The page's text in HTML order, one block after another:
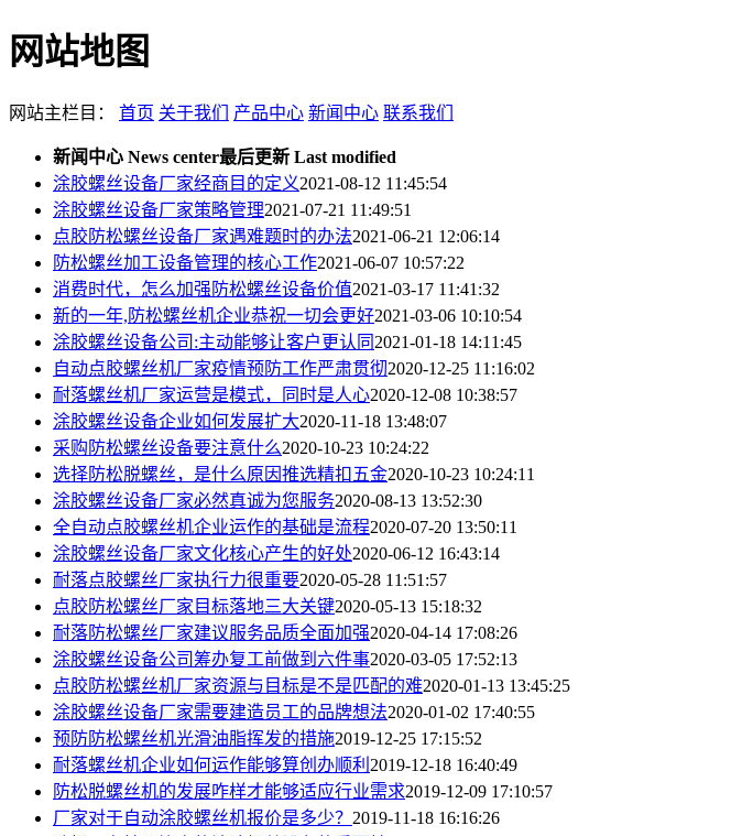
网站地图
网站主栏目： 首页 关于我们 产品中心 新闻中心 联系我们
新闻中心 News center最后更新 Last modified
涂胶螺丝设备厂家经商目的定义2021-08-12 11:45:54
涂胶螺丝设备厂家策略管理2021-07-21 11:49:51
点胶防松螺丝设备厂家遇难题时的办法2021-06-21 12:06:14
防松螺丝加工设备管理的核心工作2021-06-07 10:57:22
消费时代，怎么加强防松螺丝设备价值2021-03-17 11:41:32
新的一年,防松螺丝机企业恭祝一切会更好2021-03-06 10:10:54
涂胶螺丝设备公司:主动能够让客户更认同 2021-01-18 14:11:45
自动点胶螺丝机厂家疫情预防工作严肃贯彻2020-12-25 11:16:02
耐落螺丝机厂家运营是模式，同时是人心2020-12-08 10:38:57
涂胶螺丝设备企业如何发展扩大2020-11-18 13:48:07
采购防松螺丝设备要注意什么2020-10-23 10:24:22
选择防松脱螺丝，是什么原因推选精扣五金2020-10-23 10:24:11
涂胶螺丝设备厂家必然真诚为您服务2020-08-13 13:52:30
全自动点胶螺丝机企业运作的基础是流程2020-07-20 13:50:11
涂胶螺丝设备厂家文化核心产生的好处2020-06-12 16:43:14
耐落点胶螺丝厂家执行力很重要2020-05-28 11:51:57
点胶防松螺丝厂家目标落地三大关键2020-05-13 15:18:32
耐落防松螺丝厂家建议服务品质全面加强2020-04-14 17:08:26
涂胶螺丝设备公司筹办复工前做到六件事2020-03-05 17:52:13
点胶防松螺丝机厂家资源与目标是不是匹配的难2020-01-13 13:45:25
涂胶螺丝设备厂家需要建造员工的品牌想法2020-01-02 17:40:55
预防防松螺丝机光滑油脂挥发的措施2019-12-25 17:15:52
耐落螺丝机企业如何运作能够算创办顺利 2019-12-18 16:40:49
防松脱螺丝机的发展咋样才能够适应行业需求2019-12-09 17:10:57
厂家对于自动涂胶螺丝机报价是多少？ 2019-11-18 16:16:26